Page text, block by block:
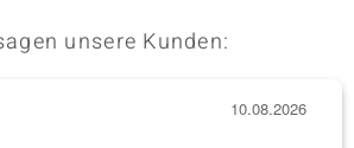
unsere Kunden:
10.08.2026